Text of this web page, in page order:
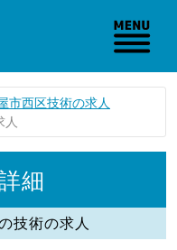
市西区技術の求人
人
細
技術の求人